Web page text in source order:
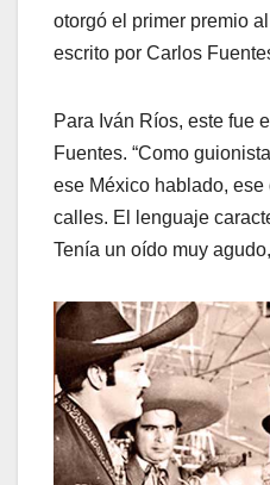
otorgó el primer premio
escrito por Carlos
Para Iván Ríos, este fue
Fuentes. “Como
ese México hablado,
calles. El lenguaje
Tenía un oído muy